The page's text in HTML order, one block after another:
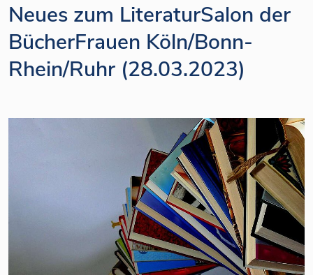
Neues zum LiteraturSalon der
BücherFrauen Köln/Bonn-
Rhein/Ruhr (28.03.2023)